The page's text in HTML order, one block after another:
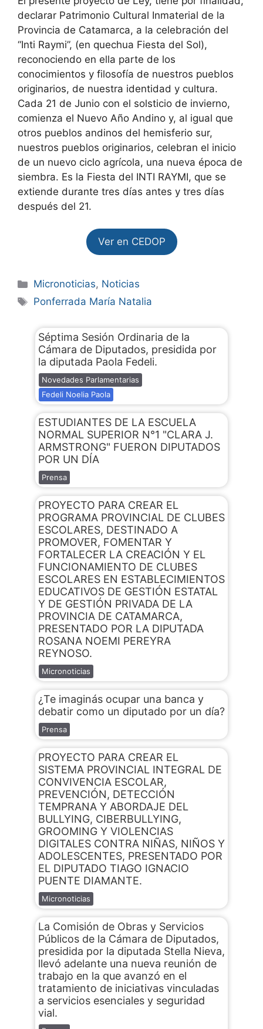
declarar Patrimonio Cultural Inmaterial de la
Provincia de Catamarca, a la celebración del
“Inti Raymi”, (en quechua Fiesta del Sol),
reconociendo en ella parte de los
conocimientos y filosofía de nuestros pueblos
originarios, de nuestra identidad y cultura.
Cada 21 de Junio con el solsticio de invierno,
comienza el Nuevo Año Andino y, al igual que
otros pueblos andinos del hemisferio sur,
nuestros pueblos originarios, celebran el inicio
de un nuevo ciclo agrícola, una nueva época de
siembra. Es la Fiesta del INTI RAYMI, que se
extiende durante tres días antes y tres días
después del 21.
Ver en CEDOP
Micronoticias, Noticias
Ponferrada María Natalia
Séptima Sesión Ordinaria de la
Cámara de Diputados, presidida por
la diputada Paola Fedeli.
Novedades Parlamentarias
Fedeli Noelia Paola
ESTUDIANTES DE LA ESCUELA
NORMAL SUPERIOR N°1 "CLARA J.
ARMSTRONG" FUERON DIPUTADOS
POR UN DÍA
Prensa
PROYECTO PARA CREAR EL
PROGRAMA PROVINCIAL DE CLUBES
ESCOLARES, DESTINADO A
PROMOVER, FOMENTAR Y
FORTALECER LA CREACIÓN Y EL
FUNCIONAMIENTO DE CLUBES
ESCOLARES EN ESTABLECIMIENTOS
EDUCATIVOS DE GESTIÓN ESTATAL
Y DE GESTIÓN PRIVADA DE LA
PROVINCIA DE CATAMARCA,
PRESENTADO POR LA DIPUTADA
ROSANA NOEMI PEREYRA
REYNOSO.
Micronoticias
¿Te imaginás ocupar una banca y
debatir como un diputado por un día?
Prensa
PROYECTO PARA CREAR EL
SISTEMA PROVINCIAL INTEGRAL DE
CONVIVENCIA ESCOLAR,
PREVENCIÓN, DETECCIÓN
TEMPRANA Y ABORDAJE DEL
BULLYING, CIBERBULLYING,
GROOMING Y VIOLENCIAS
DIGITALES CONTRA NIÑAS, NIÑOS Y
ADOLESCENTES, PRESENTADO POR
EL DIPUTADO TIAGO IGNACIO
PUENTE DIAMANTE.
Micronoticias
La Comisión de Obras y Servicios
Públicos de la Cámara de Diputados,
presidida por la diputada Stella Nieva,
llevó adelante una nueva reunión de
trabajo en la que avanzó en el
tratamiento de iniciativas vinculadas
a servicios esenciales y seguridad
vial.